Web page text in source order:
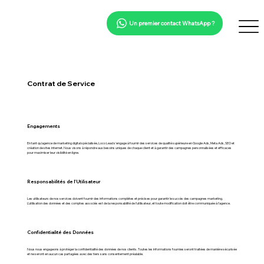
Un premier contact WhatsApp ?
Contrat de Service
Engagements
En tant qu'agence de marketing digital spécialisée, Loco Lead s'engage à fournir des services de qualité supérieure en Google Ads, Meta Ads, SEO et
création de sites internet. Nous visons à répondre aux besoins uniques de chaque client et à garantir des campagnes personnalisées et efficaces
pour maximiser leur visibilité en ligne.
Responsabilités de l'Utilisateur
Les utilisateurs de nos services doivent fournir des informations complètes et précises pour garantir le succès des campagnes marketing.
L'utilisation des données et des comptes associés est de la responsabilité de l'utilisateur, et toute modification doit être communiquée à l'agence.
Confidentialité des Données
Nous nous engageons à protéger la confidentialité des données de nos clients. Toutes les informations fournies seront traitées de manière sécurisée
et ne seront en aucun cas partagées avec des tiers sans consentement préalable.